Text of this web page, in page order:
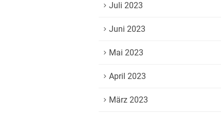
Juli 2023
Juni 2023
Mai 2023
April 2023
März 2023